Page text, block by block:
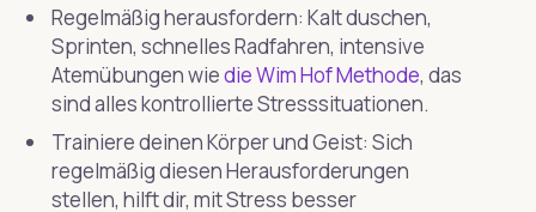
Regelmäßig herausfordern: Kalt duschen,
Sprinten, schnelles Radfahren, intensive
Atemübungen wiedie Wim Hof Methode, das
sind alles kontrollierte Stresssituationen.
Trainiere deinen Körper und Geist: Sich
regelmäßig diesen Herausforderungen
stellen, hilft dir, mit Stress besser